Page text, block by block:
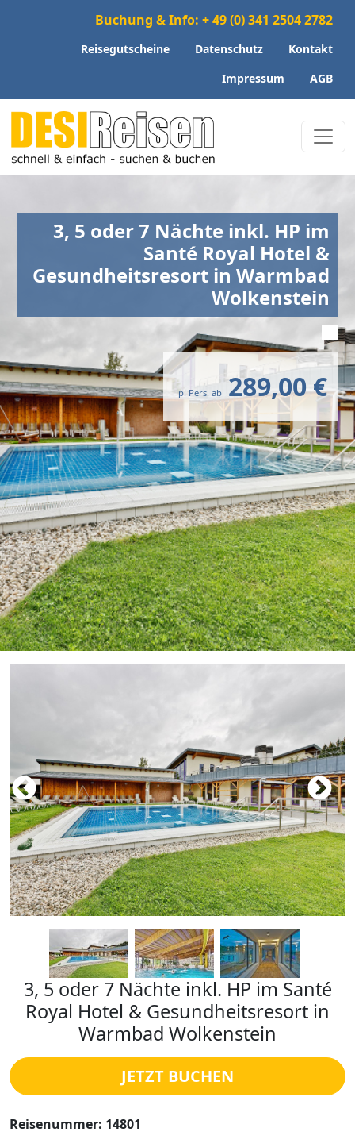
Buchung & Info: + 49 (0) 341 2504 2782
Reisegutscheine Datenschutz
Kontakt
Impressum
AGB
3, 5 oder 7 Nächte inkl. HP im
Santé Royal Hotel &
Gesundheitsresort in Warmbad
Wolkenstein
p. Pers. ab 289,00 €
3, 5 oder 7 Nächte inkl. HP im Santé
Royal Hotel & Gesundheitsresort in
Warmbad Wolkenstein
JETZT BUCHEN
Reisenummer: 14801